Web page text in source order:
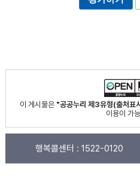
이 게시물은 "공공누리 제3유형(출처표
이용이 가
행복콜센터 : 1522-0120